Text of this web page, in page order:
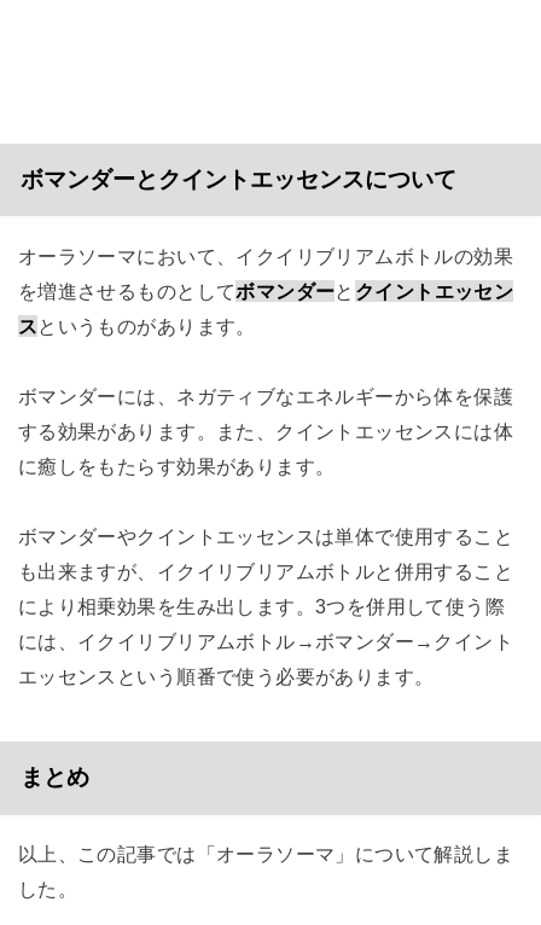
ボマンダーとクイントエッセンスについて
オーラソーマにおいて、イクイリブリアムボトルの効果
を増進させるものとしてボマンダーと クイントエッセン
スというものがあります。
ボマンダーには、ネガティブなエネルギーから体を保護
する効果があります。また、クイントエッセンスには体
に癒しをもたらす効果があります。
ボマンダーやクイントエッセンスは単体で使用すること
も出来ますが、イクイリブリアムボトルと併用すること
により相乗効果を生み出します。3つを併用して使う際
には、イクイリブリアムボトル→ボマンダー→クイント
エッセンスという順番で使う必要があります。
まとめ
以上、この記事では「オーラソーマ」について解説しま
した。